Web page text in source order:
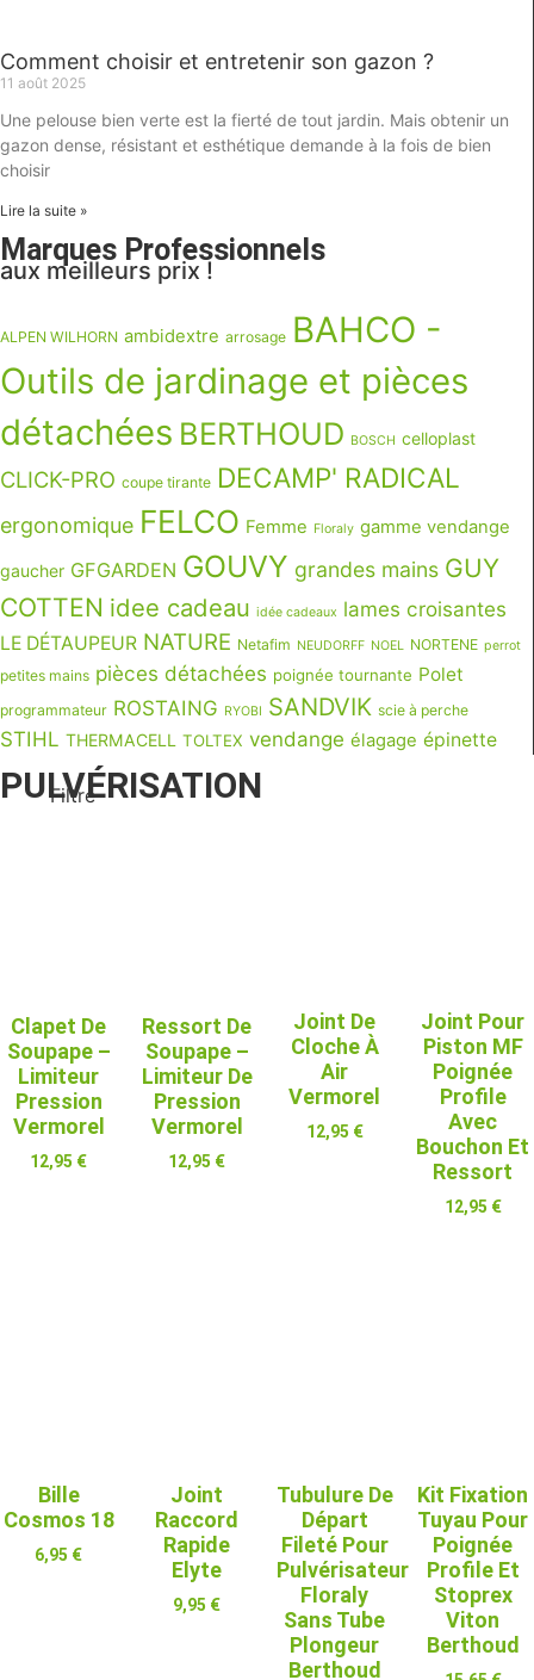
Comment choisir et entretenir son gazon ?
11 août 2025
Une pelouse bien verte est la fierté de tout jardin. Mais obtenir un
gazon dense, résistant et esthétique demande à la fois de bien
choisir
Lire la suite »
Marques Professionnels
aux meilleurs prix !
ALPEN WILHORN ambidextre arrosage BAHCO -
Outils de jardinage et pièces
détachées BERTHOUD BOSCH celloplast
CLICK-PRO coupe tirante DECAMP' RADICAL
ergonomique FELCO Femme Floraly gamme vendange
gaucher GFGARDEN GOUVY grandes mains GUY
COTTEN idee cadeau idée cadeaux lames croisantes
LE DÉTAUPEUR NATURE Netafim NEUDORFF NOEL NORTENE perrot
petites mains pièces détachées poignée tournante Polet
programmateur ROSTAING RYOBI SANDVIK scie à perche
STIHL THERMACELL TOLTEX vendange élagage épinette
PULVÉRISATION
Filtre
PIÈCES DÉTACHÉES BERTHOUD
Clapet De
Soupape –
Limiteur
Pression
Vermorel
12,95 €
Ressort De
Soupape –
Limiteur De
Pression
Vermorel
12,95 €
Joint De
Cloche À
Air
Vermorel
12,95 €
Joint Pour
Piston MF
Poignée
Profile
Avec
Bouchon Et
Ressort
12,95 €
Bille
Cosmos 18
6,95 €
Joint
Raccord
Rapide
Elyte
9,95 €
Tubulure De
Départ
Fileté Pour
Pulvérisateur
Floraly
Sans Tube
Plongeur
Berthoud
Kit Fixation
Tuyau Pour
Poignée
Profile Et
Stoprex
Viton
Berthoud